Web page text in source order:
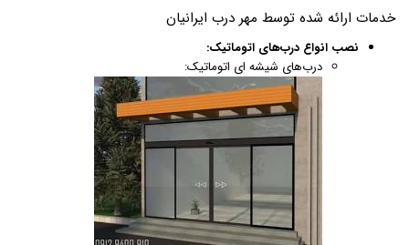
خدمات ارائه شده توسط مهر درب ایرانیان
نصب انواع درب‌های اتوماتیک:
درب‌های شیشه ای اتوماتیک: